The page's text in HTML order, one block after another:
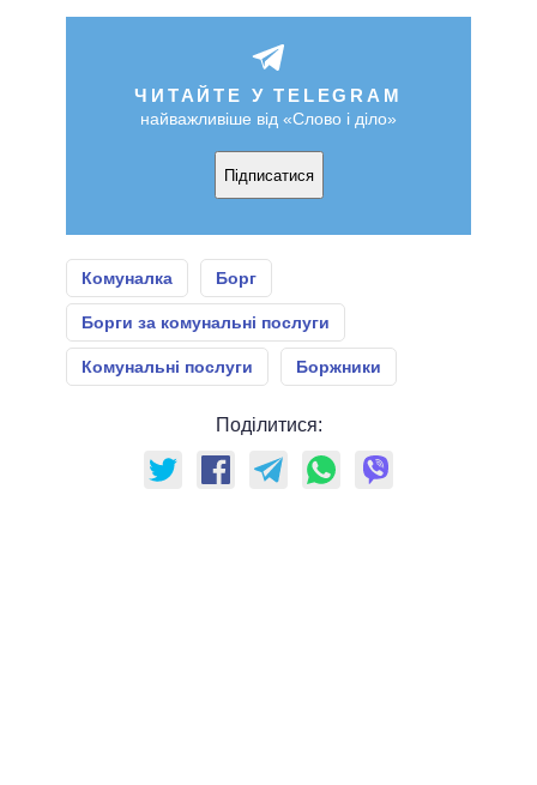
ЧИТАЙТЕ У TELEGRAM
найважливіше від «Слово і діло»
Підписатися
Комуналка Борг
Борги за комунальні послуги
Комунальні послуги Боржники
Поділитися: